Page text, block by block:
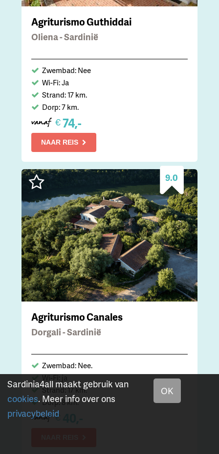
Agriturismo Guthiddai
Oliena - Sardinië
Zwembad: Nee
Wi-Fi: Ja
Strand: 17 km.
Dorp: 7 km.
vanaf €74,-
NAAR REIS
9.0
Agriturismo Canales
Dorgali - Sardinië
Zwembad: Nee.
Wi-Fi: ja
Strand: 17 km.
Dorp: 8 km.
vanaf €
Sardinia4all maakt gebruik van
cookies. Meer info over ons
privacybeleid
OK